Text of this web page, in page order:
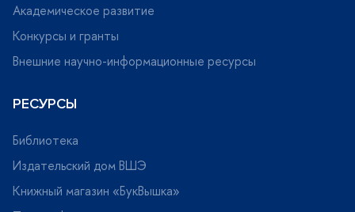
Академическое развитие
Конкурсы и гранты
нешние научно-информационные ресурсы
РЕСУРСЫ
Библиотека
Издательский дом ВШЭ
Книжный магазин «БукВышка»